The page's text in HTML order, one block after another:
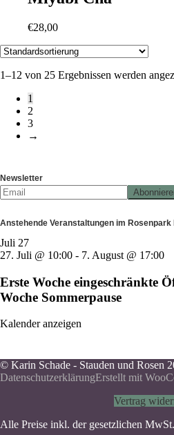
€28,00
1–12 von 25 Ergebnissen werden
1
2
3
→
Newsletter
Anstehende Veranstaltungen im Rosenpark
Juli 27
27. Juli @ 10:00 - 7. August @ 17:00
Erste Woche eingeschränkte
Woche Sommerpause
Kalender anzeigen
© Karin Schade - Stauden und Rosen
DatenschutzerklärungErstellt mit
Vertrag
Alle Preise inkl. der gesetzlichen MwSt.